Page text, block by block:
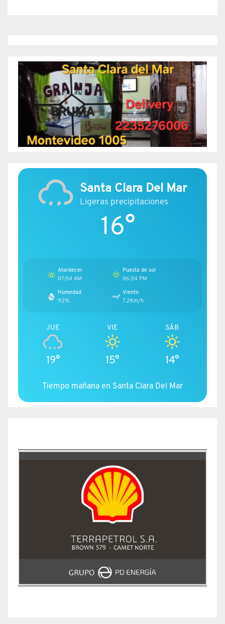
Santa Clara Del Mar
Ligeras precipitaciones
16°
Atardecer
07:54 AM
Puesta de sol
06:34 PM
Humedad
92%
Viento
7.2Km/h
JUE
19°
VIE
15°
SÁB
14°
Tiempo mañana en Santa Clara Del Mar